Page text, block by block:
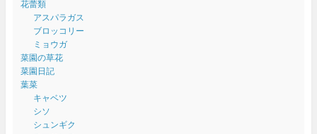
花蕾類
アスパラガス
ブロッコリー
ミョウガ
菜園の草花
菜園日記
葉菜
キャベツ
シソ
シュンギク